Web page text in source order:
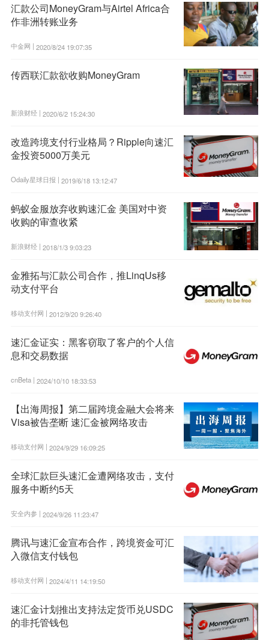
汇款公司MoneyGram与Airtel Africa合
作非洲转账业务
中金网 | 2020/8/24 19:07:35
传西联汇款欲收购MoneyGram
新浪财经 | 2020/6/2 15:24:30
改造跨境支付行业格局？Ripple向速汇
金投资5000万美元
Odaily星球日报 | 2019/6/18 13:12:47
蚂蚁金服放弃收购速汇金 美国对中资
收购的审查收紧
新浪财经 | 2018/1/3 9:03:23
金雅拓与汇款公司合作，推LinqUs移
动支付平台
移动支付网 | 2012/9/20 9:26:40
速汇金证实：黑客窃取了客户的个人信
息和交易数据
cnBeta | 2024/10/10 18:33:53
【出海周报】第二届跨境金融大会将来
Visa被告垄断 速汇金被网络攻击
移动支付网 | 2024/9/29 16:09:25
全球汇款巨头速汇金遭网络攻击，支付
服务中断约5天
安全内参 | 2024/9/26 11:23:47
腾讯与速汇金宣布合作，跨境资金可汇
入微信支付钱包
移动支付网 | 2024/4/11 14:19:50
速汇金计划推出支持法定货币兑USDC
的非托管钱包